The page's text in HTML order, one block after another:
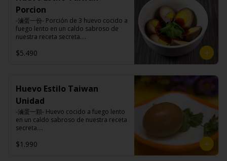
Carne de cerdo, harina de trigo,
repollo, cebollín, sal, pimienta, salsa
de soya, aceite de sésamo,
condimento 5 sabores (naranja,
canela, anís, pimienta y comino).
Porcion
-滷蛋一份- Porción de 3 huevo cocido a
fuego lento en un caldo sabroso de
nuestra receta secreta.
salsa de soya, ajo, agua, azúcar, mix
de hierbas (canela, anís, pimienta y
comino), mirin (azúcar, arroz, agua,
alcohol), salsa ostra vegana (trigo,
soya, shitake, sal, maíz).
$5.490
Huevo Estilo Taiwan
Unidad
-滷蛋一顆- Huevo cocido a fuego lento
en un caldo sabroso de nuestra receta
secreta.
$1.990